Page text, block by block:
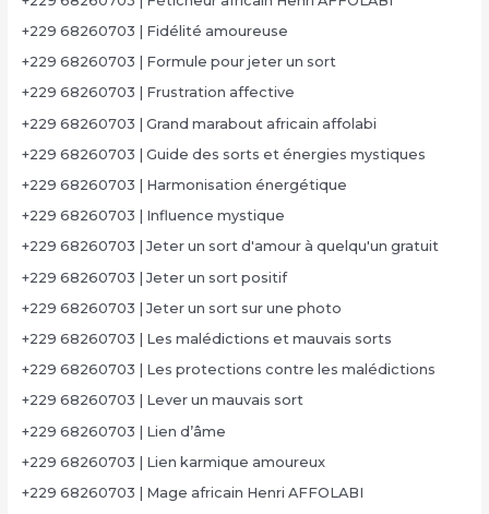
+229 68260703 | Fidélité amoureuse
+229 68260703 | Formule pour jeter un sort
+229 68260703 | Frustration affective
+229 68260703 | Grand marabout africain affolabi
+229 68260703 | Guide des sorts et énergies mystiques
+229 68260703 | Harmonisation énergétique
+229 68260703 | Influence mystique
+229 68260703 | Jeter un sort d'amour à quelqu'un gratuit
+229 68260703 | Jeter un sort positif
+229 68260703 | Jeter un sort sur une photo
+229 68260703 | Les malédictions et mauvais sorts
+229 68260703 | Les protections contre les malédictions
+229 68260703 | Lever un mauvais sort
+229 68260703 | Lien d’âme
+229 68260703 | Lien karmique amoureux
+229 68260703 | Mage africain Henri AFFOLABI